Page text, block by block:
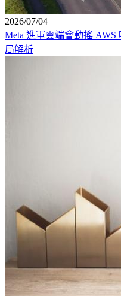
2026/07/04
Meta 進軍雲端會動搖
局解析